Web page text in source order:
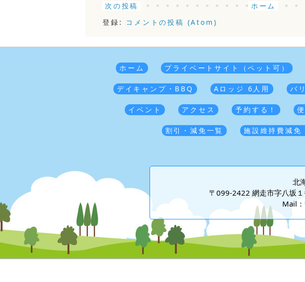
次の投稿
ホーム
登録: コメントの投稿 (Atom)
ホーム プライベートサイト（ペット可）
デイキャンプ・BBQ Aロッジ 6人用 バ
イベント アクセス 予約する！
割引・減免一覧 施設維持費減免
北
〒099-2422 網走市字八坂
Mail：